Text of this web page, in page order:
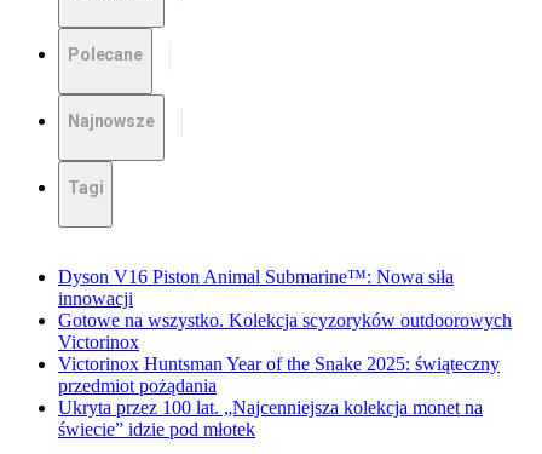
Polecane
Najnowsze
Tagi
Dyson V16 Piston Animal Submarine™: Nowa siła
innowacji
Gotowe na wszystko. Kolekcja scyzoryków outdoorowych
Victorinox
Victorinox Huntsman Year of the Snake 2025: świąteczny
przedmiot pożądania
Ukryta przez 100 lat. „Najcenniejsza kolekcja monet na
świecie” idzie pod młotek